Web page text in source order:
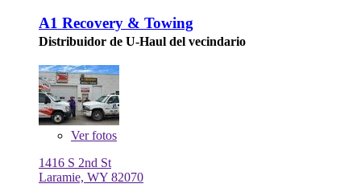
A1 Recovery & Towing
Distribuidor de U-Haul del vecindario
Verfotos
1416 S 2nd St
Laramie, WY 82070